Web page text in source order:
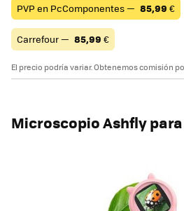
PVP en PcComponentes — 85,99 €
Carrefour — 85,99 €
El precio podría variar. Obtenemos comisión
Microscopio Ashfly